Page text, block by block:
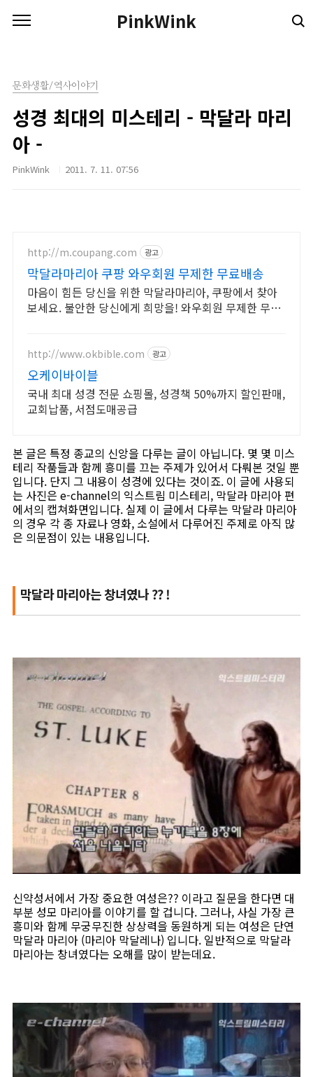
PinkWink
문화생활/역사이야기
성경 최대의 미스테리 - 막달라 마리
아 -
PinkWink 2011. 7. 11. 07:56
http://m.coupang.com 광고
막달라마리아 쿠팡 와우회원 무제한 무료배송
마음이 힘든 당신을 위한 막달라마리아, 쿠팡에서 찾아
보세요. 불안한 당신에게 희망을! 와우회원 무제한 무료
http://www.okbible.com 광고
오케이바이블
국내 최대 성경 전문 쇼핑몰, 성경책 50%까지 할인판매,
교회납품, 서점도매공급
본 글은 특정 종교의 신앙을 다루는 글이 아닙니다. 몇 몇 미스
테리 작품들과 함께 흥미를 끄는 주제가 있어서 다뤄본 것일 뿐
입니다. 단지 그 내용이 성경에 있다는 것이죠. 이 글에 사용되
는 사진은 e-channel의 익스트림 미스테리, 막달라 마리아 편
에서의 캡쳐화면입니다. 실제 이 글에서 다루는 막달라 마리아
의 경우 각 종 자료나 영화, 소설에서 다루어진 주제로 아직 많
은 의문점이 있는 내용입니다.
막달라 마리아는 창녀였나 ?? !
신약성서에서 가장 중요한 여성은?? 이라고 질문을 한다면 대
부분 성모 마리아를 이야기를 할 겁니다. 그러나, 사실 가장 큰
흥미와 함께 무궁무진한 상상력을 동원하게 되는 여성은 단연
막달라 마리아 (마리아 막달레나) 입니다. 일반적으로 막달라
마리아는 창녀였다는 오해를 많이 받는데요.